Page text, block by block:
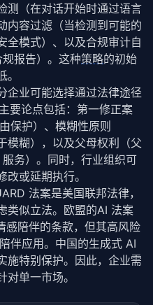
法案范围内）
, {
,
, {
,
false,
功能
(
测（在对话开始时通过语言
内容过滤（当检测到可能的
全模式）、以及合规审计自
报告）。这种策略的初始
企业可能选择通过法律途径
要论点包括：第一修正案
保护）、模糊性原则
模糊），以及父母权利（父
务）。同时，行业组织可
或延期执行。
法案是美国联邦法律，
类似立法。欧盟的AI 法案
感陪伴的条款，但其高风险
伴应用。中国的生成式 AI
施特别保护。因此，企业需
单一市场。